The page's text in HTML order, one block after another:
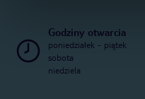
Godziny otwarcia
poniedziałek - piątek
sobota
niedziela